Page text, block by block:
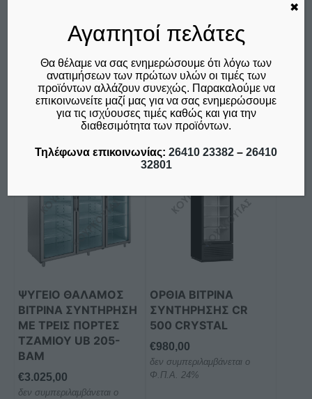
Προσθήκη στο καλάθι
Σύγκριση
Φ.Π.Α. 24%
Προσθήκη στο καλάθι
Σύγκριση
ΨΥΓΕΙΟ ΘΑΛΑΜΟΣ
ΒΙΤΡΙΝΑ ΣΥΝΤΗΡΗΣΗ
ΜΕ ΤΡΕΙΣ ΠΟΡΤΕΣ
ΤΖΑΜΙΟΥ UB 205-
BAM
€3.025,00
δεν συμπεριλαμβάνεται ο
ΟΡΘΙΑ ΒΙΤΡΙΝΑ
ΣΥΝΤΗΡΗΣΗΣ CR
500 CRYSTAL
€980,00
δεν συμπεριλαμβάνεται ο
Φ.Π.Α. 24%
Αγαπητοί πελάτες
Θα θέλαμε να σας ενημερώσουμε ότι λόγω των
ανατιμήσεων των πρώτων υλών οι τιμές των
προϊόντων αλλάζουν συνεχώς. Παρακαλούμε να
επικοινωνείτε μαζί μας για να σας ενημερώσουμε
για τις ισχύουσες τιμές καθώς και για την
διαθεσιμότητα των προϊόντων.
Τηλέφωνα επικοινωνίας: 26410 23382 – 26410
32801
✖